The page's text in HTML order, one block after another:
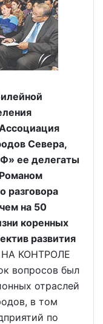
Севера,
ее делегаты
разговора
на 50
коренных
развития
НА КОНТРОЛЕ
вопросов был
отраслей
в том
по